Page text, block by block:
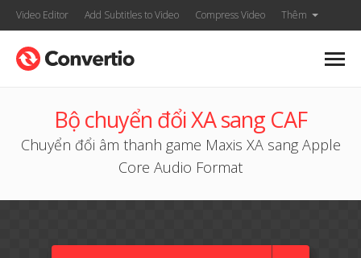
Video Editor Add Subtitles to Video Compress Video Thêm
Bộ chuyển đổi XA sang CAF
Chuyển đổi âm thanh game Maxis XA sang Apple
Core Audio Format